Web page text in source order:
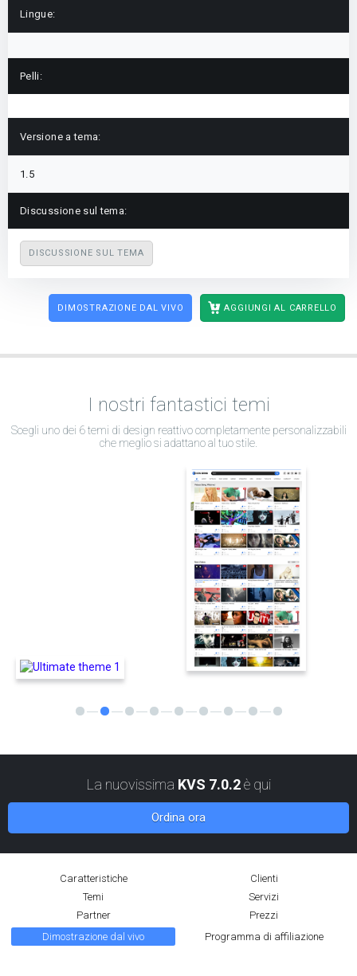
Lingue:
Pelli:
Versione a tema:
1.5
Discussione sul tema:
DISCUSSIONE SUL TEMA
DIMOSTRAZIONE DAL VIVO AGGIUNGI AL CARRELLO
I nostri fantastici temi
Scegli uno dei 6 temi di design reattivo completamente personalizzabili
che meglio si adattano al tuo stile.
La nuovissima KVS 7.0.2è qui
Ordina ora
Caratteristiche
Clienti
Temi
Servizi
Partner
Prezzi
Dimostrazione dal vivo
Programma di affiliazione